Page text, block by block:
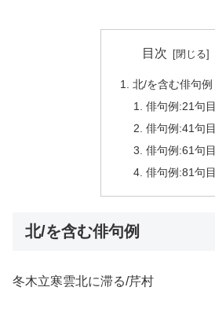
目次
北/を含む俳句例
俳句例:21句
俳句例:41句
俳句例:61句
俳句例:81句
北/を含む俳句例
冬木立寒雲北に滞る/芹村